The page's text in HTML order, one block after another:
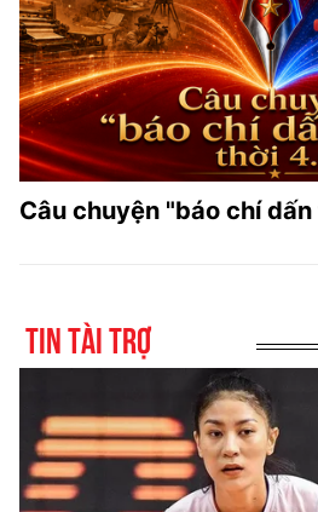
Câu chuyện "báo chí